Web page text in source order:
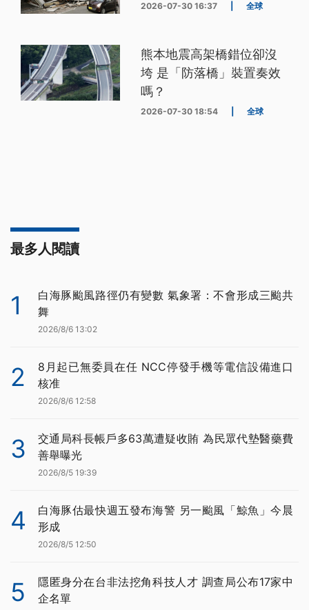
2026-07-30 16:37 全球
熊本地震高架橋錯位卻沒
垮 是「防落橋」裝置奏效
嗎？
2026-07-30 18:54 全球
最多人閱讀
1
白海豚颱風路徑仍有變數 氣象署：不會形成三颱共
舞
2026/8/6 13:02
2
8月起已無委員在任 NCC停發手機等電信設備進口
核准
2026/8/6 12:58
3
交通局科長帳戶多63萬遭疑收賄 為民眾代墊醫藥費
善舉曝光
2026/8/5 19:39
4
白海豚估最快週五發布海警 另一颱風「鯨魚」今晨
形成
2026/8/5 12:50
5
隱匿身分在台非法挖角科技人才 調查局公布17家中
企名單